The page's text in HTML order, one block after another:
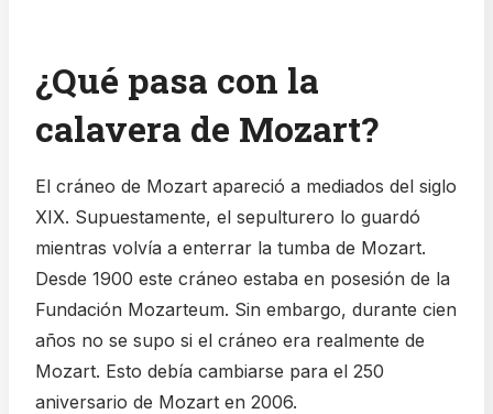
¿Qué pasa con la
calavera de Mozart?
El cráneo de Mozart apareció a mediados del siglo
XIX. Supuestamente, el sepulturero lo guardó
mientras volvía a enterrar la tumba de Mozart.
Desde 1900 este cráneo estaba en posesión de la
Fundación Mozarteum. Sin embargo, durante cien
años no se supo si el cráneo era realmente de
Mozart. Esto debía cambiarse para el 250
aniversario de Mozart en 2006.